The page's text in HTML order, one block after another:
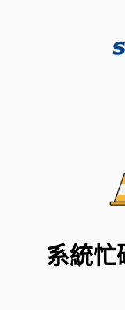
系統忙